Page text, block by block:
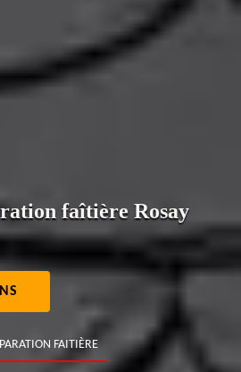
faîtière Rosay
FAITIÈRE